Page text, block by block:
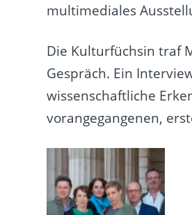
multimediales
Die Kulturfüchsin traf
Gespräch. Ein
wissenschaftliche
vorangegangenen,